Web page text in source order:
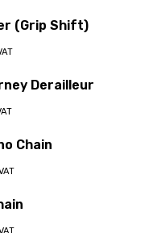
(Grip Shift)
Derailleur
Chain